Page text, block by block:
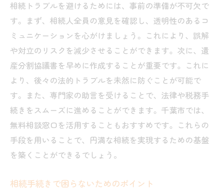
相続トラブルを避けるためには、事前の準備が不可欠で
す。まず、相続人全員の意見を確認し、透明性のあるコ
ミュニケーションを心がけましょう。これにより、誤解
や対立のリスクを減少させることができます。次に、遺
産分割協議書を早めに作成することが重要です。これに
より、後々の法的トラブルを未然に防ぐことが可能で
す。また、専門家の助言を受けることで、法律や税務手
続きをスムーズに進めることができます。千葉市では、
無料相談窓口を活用することもおすすめです。これらの
手段を用いることで、円満な相続を実現するための基盤
を築くことができるでしょう。
相続手続きで困らないためのポイント